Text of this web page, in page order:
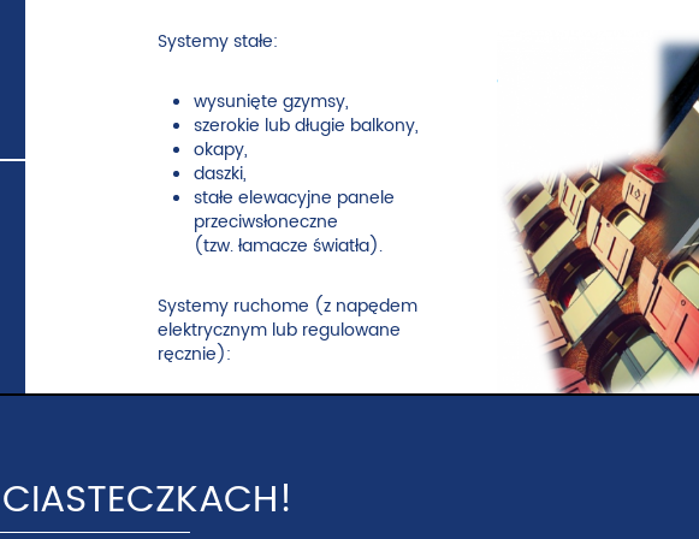
Systemy stałe:
wysunięte gzymsy,
szerokie lub długie balkony,
okapy,
daszki,
stałe elewacyjne panele
przeciwsłoneczne
(tzw. łamacze światła).
Systemy ruchome (z napędem
elektrycznym lub regulowane
ręcznie):
rolety zewnętrzne,
okiennice